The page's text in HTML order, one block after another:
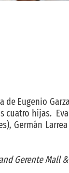
de Eugenio
cuatro hijas.
Germán
Gerente Mall